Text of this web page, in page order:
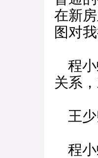
在新
图对
程小
关系
王少
程小